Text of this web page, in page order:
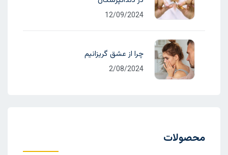
12/09/2024
چرا از عشق گریزانیم
2/08/2024
محصولات